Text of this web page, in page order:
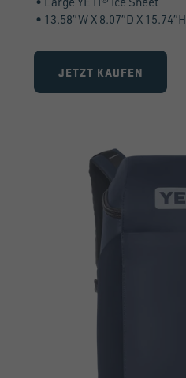
• 13.58”W X 8.07”D X 15.74”H
JETZT KAUFEN